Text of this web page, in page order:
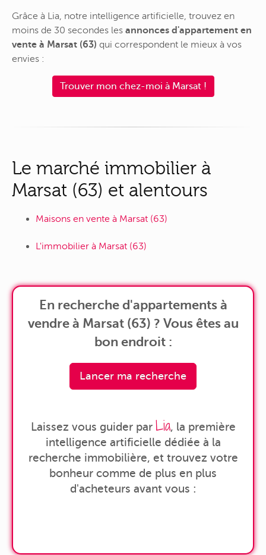
Grâce à Lia, notre intelligence artificielle, trouvez en
moins de 30 secondes les annonces d'appartement en
vente à Marsat (63) qui correspondent le mieux à vos
envies :
Trouver mon chez-moi à Marsat !
Le marché immobilier à
Marsat (63) et alentours
Maisons en vente à Marsat (63)
L'immobilier à Marsat (63)
En recherche d'appartements à
vendre à Marsat (63) ? Vous êtes au
bon endroit :
Lancer ma recherche
Laissez vous guider par Lia, la première
intelligence artificielle dédiée à la
recherche immobilière, et trouvez votre
bonheur comme de plus en plus
d'acheteurs avant vous :